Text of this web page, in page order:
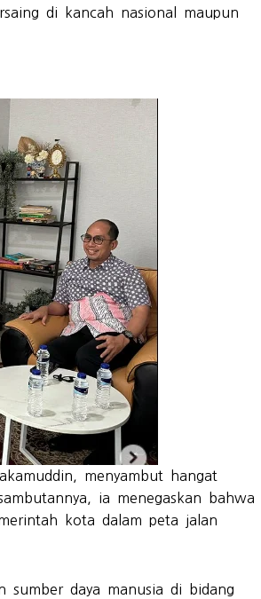
di kancah nasional maupun
menyambut hangat
ia menegaskan bahwa
kota dalam peta jalan
sumber daya manusia di bidang